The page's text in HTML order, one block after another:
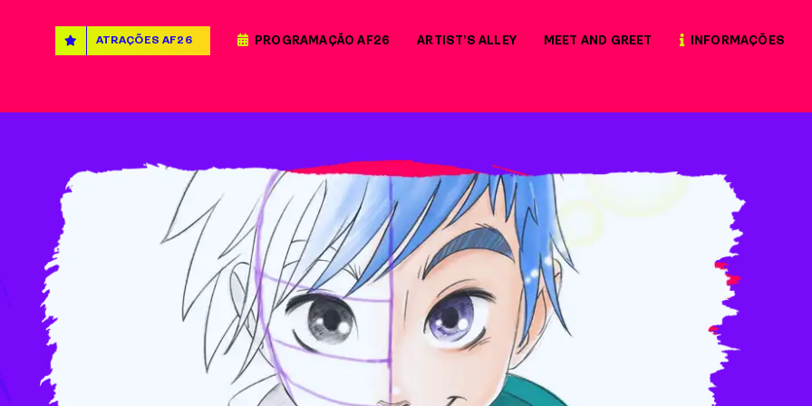
ATRAÇÕES AF26 PROGRAMAÇÃO AF26 ARTIST’S ALLEY MEET AND GREET INFORMAÇÕES